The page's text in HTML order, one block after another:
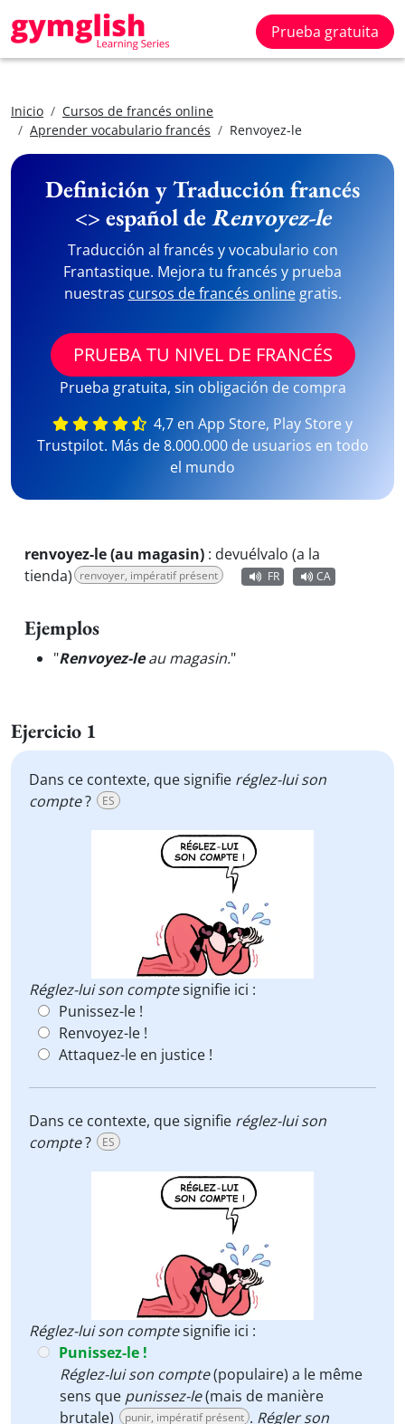
Prueba gratuita
Inicio
Cursos de francés online
Aprender vocabulario francés
Renvoyez-le
Definición y Traducción francés
<> español deRenvoyez-le
Traducción al francés y vocabulario con
Frantastique. Mejora tu francés y prueba
nuestras cursos de francés onlinegratis.
PRUEBA TU NIVEL DE FRANCÉS
Prueba gratuita, sin obligación de compra
4,7 en App Store, Play Store y
Trustpilot. Más de 8.000.000 de usuarios en todo
el mundo
renvoyez-le (au magasin) : devuélvalo (a la
tienda) renvoyer, impératif présent FR CA
Ejemplos
"Renvoyez-leau magasin."
Ejercicio 1
Dans ce contexte, que signifie réglez-lui son
compte? ES
Réglez-lui son comptesignifie ici :
Punissez-le !
Renvoyez-le !
Attaquez-le en justice !
Dans ce contexte, que signifie réglez-lui son
compte? ES
Réglez-lui son comptesignifie ici :
Punissez-le !
Réglez-lui son compte(populaire) a le même
sens que punissez-le(mais de manière
brutale)
punir, impératif présent . Régler son